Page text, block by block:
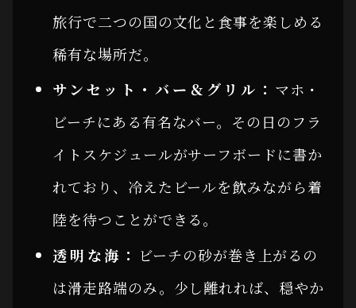
旅行で二つの国の文化と食事を楽しめる
稀有な場所だ。
サンセット・バー＆グリル： マホ・
ビーチにある有名なバー。その日のフラ
イトスケジュールがサーフボードに書か
れており、冷えたビールを飲みながら着
陸を待つことができる。
透明な海： ビーチの砂が巻き上がるの
は滑走路端のみ。少し離れれば、穏やか